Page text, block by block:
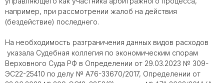
например, при рассмотрении жалоб на действия
(бездействие) последнего.
На необходимость разграничения данных видов расходов
указала Судебная коллегия по экономическим спорам
Верховного Суда РФ в Определении от 29.03.2023 № 309-
ЭС22-25410 по делу № А76-33670/2017, Определении от